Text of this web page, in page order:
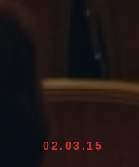
02.03.15